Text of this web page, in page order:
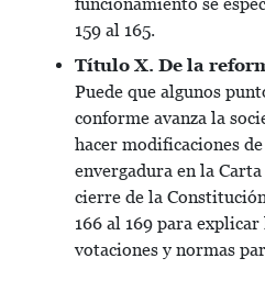
159 al 165.
Título X. De la
Puede que algunos
conforme avanza la
hacer modificaciones
envergadura en la
cierre de la
166 al 169 para
votaciones y normas